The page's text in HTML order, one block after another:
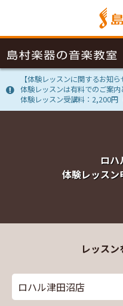
【体験レッスンに関するお知ら
体験レッスンは有料でのご案内
体験レッスン受講料：2,200円
ロ
体験レッス
レッス
ロハル津田沼店